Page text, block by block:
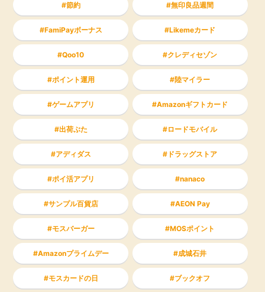
節約 無印良品週間
FamiPayボーナス Likemeカード
Qoo10 クレディセゾン
ポイント運用 陸マイラー
ゲームアプリ Amazonギフトカード
出荷ぶた ロードモバイル
アディダス ドラッグストア
ポイ活アプリ nanaco
サンプル百貨店 AEON Pay
モスバーガー MOSポイント
Amazonプライムデー 成城石井
モスカードの日 ブックオフ